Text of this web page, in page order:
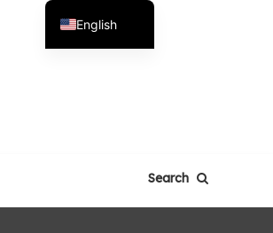
Search
English
Español